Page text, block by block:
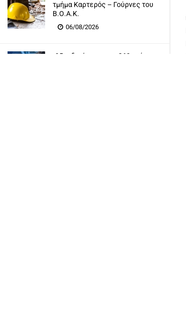
τμήμα Καρτερός – Γούρνες του
Β.Ο.Α.Κ.
06/08/2026
95 ειδικότητες και 860 τμήματα